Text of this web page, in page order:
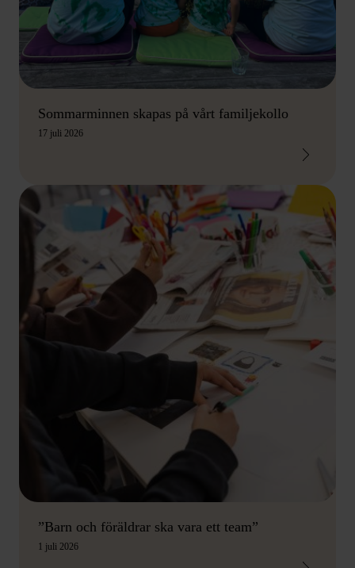
Sommarminnen skapas på vårt familjekollo
17 juli 2026
”Barn och föräldrar ska vara ett team”
1 juli 2026